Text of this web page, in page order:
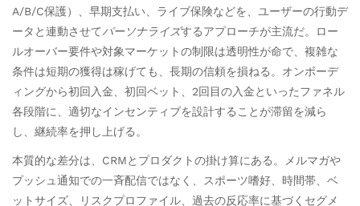
A/B/C保護）、早期支払い、ライブ保険などを、ユーザーの行動デ
ータと連動させてパーソナライズするアプローチが主流だ。ロー
ルオーバー要件や対象マーケットの制限は透明性が命で、複雑な
条件は短期の獲得は稼げても、長期の信頼を損ねる。オンボーデ
ィングから初回入金、初回ベット、2回目の入金といったファネル
各段階に、適切なインセンティブを設計することが滞留を減ら
し、継続率を押し上げる。
本質的な差分は、CRMとプロダクトの掛け算にある。メルマガや
プッシュ通知での一斉配信ではなく、スポーツ嗜好、時間帯、ベ
ットサイズ、リスクプロファイル、過去の反応率に基づくセグメ